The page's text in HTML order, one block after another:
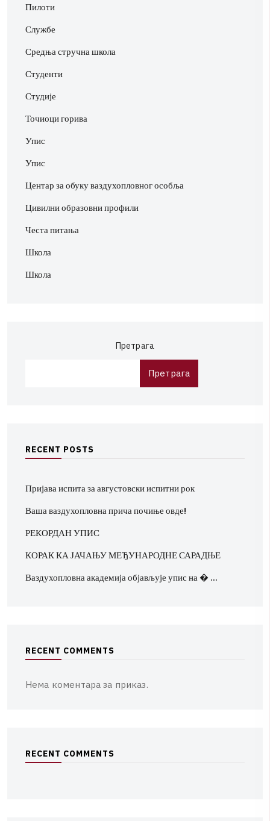
Пилоти
Службе
Средња стручна школа
Студенти
Студије
Точиоци горива
Упис
Упис
Центар за обуку ваздухопловног особља
Цивилни образовни профили
Честа питања
Школа
Школа
Претрага
Претрага
RECENT POSTS
Пријава испита за августовски испитни рок
Ваша ваздухопловна прича почиње овде!
РЕКОРДАН УПИС
КОРАК КА ЈАЧАЊУ МЕЂУНАРОДНЕ САРАДЊЕ
Ваздухопловна академија објављује упис на � …
RECENT COMMENTS
Нема коментара за приказ.
RECENT COMMENTS